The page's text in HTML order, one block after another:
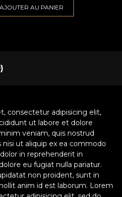
AJOUTER AU PANIER
consectetur adipisicing elit,
ut labore et dolore
veniam, quis nostrud
ut aliquip ex ea commodo
in reprehenderit in
eu fugiat nulla pariatur.
non proident, sunt in
anim id est laborum. Lorem